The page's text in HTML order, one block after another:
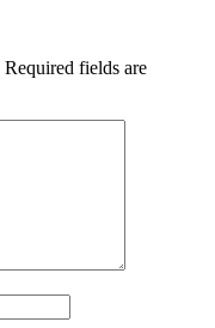
Required fields are